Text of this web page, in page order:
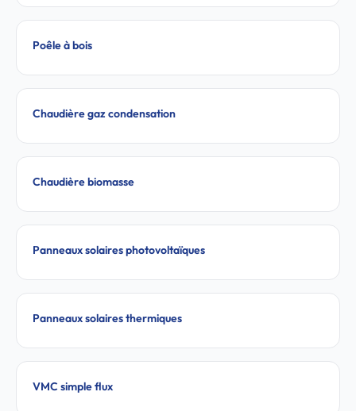
Poêle à bois
Chaudière gaz condensation
Chaudière biomasse
Panneaux solaires photovoltaïques
Panneaux solaires thermiques
VMC simple flux